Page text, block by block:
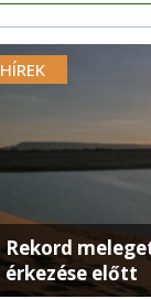
HÍREK
Rekord
érkezése előtt